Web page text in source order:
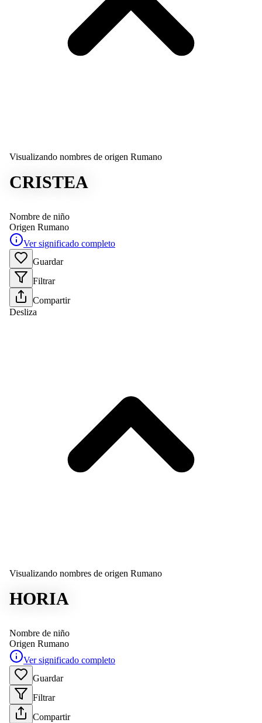
Visualizando nombres de origen Rumano
CRISTEA
Nombre de niño
Origen Rumano
Ver significado completo
Guardar
Filtrar
Compartir
Desliza
Visualizando nombres de origen Rumano
HORIA
Nombre de niño
Origen Rumano
Ver significado completo
Guardar
Filtrar
Compartir